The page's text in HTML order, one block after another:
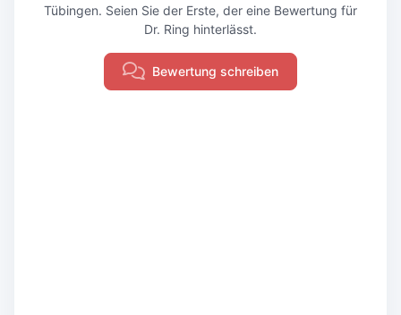
Tübingen. Seien Sie der Erste, der eine Bewertung für
Dr. Ring hinterlässt.
Bewertung schreiben